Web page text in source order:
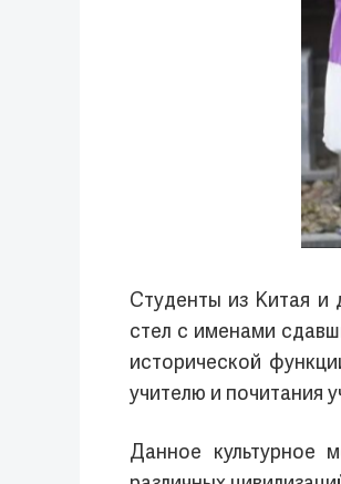
Студенты из Китая и
стел с именами
исторической
учителю и почитания
Данное культурное